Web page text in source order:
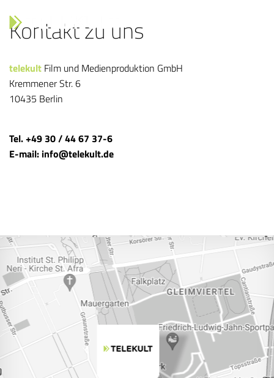
Kontakt zu uns
telekult Film und Medienproduktion GmbH
Kremmener Str. 6
10435 Berlin
Tel. +49 30 / 44 67 37-6
E-mail: info@telekult.de